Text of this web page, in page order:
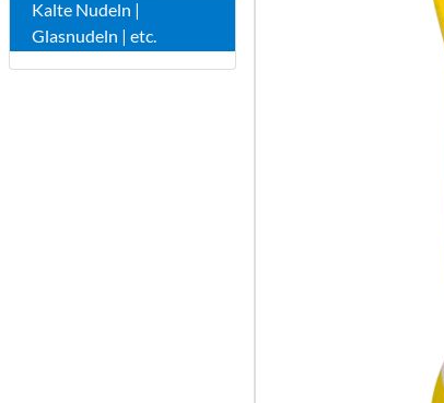
Kalte Nudeln |
Glasnudeln | etc.